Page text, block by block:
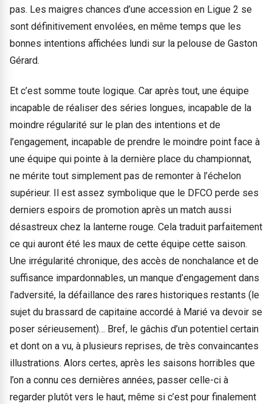
pas. Les maigres chances d’une accession en Ligue 2 se
sont définitivement envolées, en même temps que les
bonnes intentions affichées lundi sur la pelouse de Gaston
Gérard.
Et c’est somme toute logique. Car après tout, une équipe
incapable de réaliser des séries longues, incapable de la
moindre régularité sur le plan des intentions et de
l’engagement, incapable de prendre le moindre point face à
une équipe qui pointe à la dernière place du championnat,
ne mérite tout simplement pas de remonter à l’échelon
supérieur. Il est assez symbolique que le DFCO perde ses
derniers espoirs de promotion après un match aussi
désastreux chez la lanterne rouge. Cela traduit parfaitement
ce qui auront été les maux de cette équipe cette saison.
Une irrégularité chronique, des accès de nonchalance et de
suffisance impardonnables, un manque d’engagement dans
l’adversité, la défaillance des rares historiques restants (le
sujet du brassard de capitaine accordé à Marié va devoir se
poser sérieusement)… Bref, le gâchis d’un potentiel certain
et dont on a vu, à plusieurs reprises, de très convaincantes
illustrations. Alors certes, après les saisons horribles que
l’on a connu ces dernières années, passer celle-ci à
regarder plutôt vers le haut, même si c’est pour finalement